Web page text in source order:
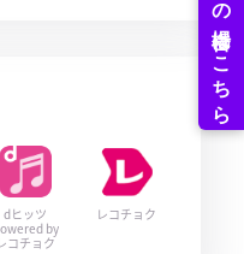
dヒッツ
by
コチョク
レコチョク